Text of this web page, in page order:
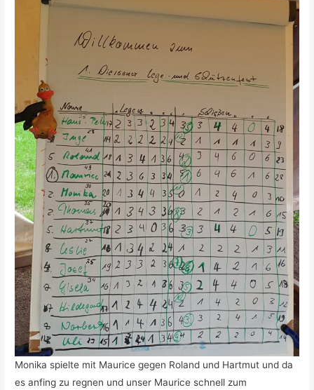
Monika spielte mit Maurice gegen Roland und Hartmut und da
es anfing zu regnen und unser Maurice schnell zum